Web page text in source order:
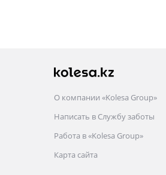
О компании «Kolesa Group»
Написать в Службу заботы
Работа в «Kolesa Group»
Карта сайта